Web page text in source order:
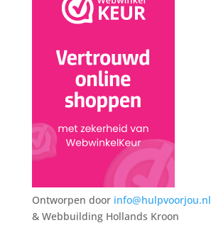
Ontworpen door info@hulpvoorjou.nl
& Webbuilding Hollands Kroon